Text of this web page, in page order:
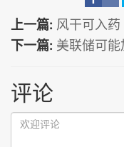
上一篇: 风干可入
下一篇: 美联储可
评论